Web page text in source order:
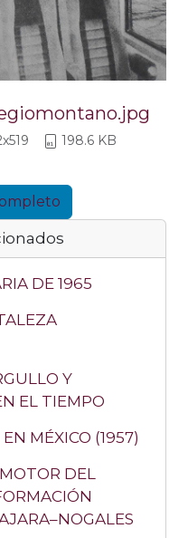
198.6 KB
DE 1965
Y
EL TIEMPO
MÉXICO (1957)
DEL